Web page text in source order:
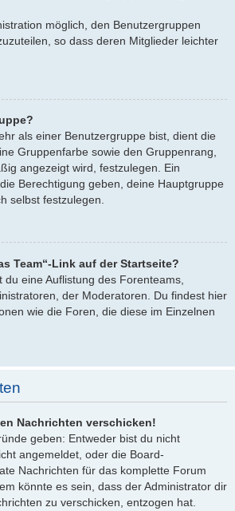
möglich, den Benutzergruppen
so dass deren Mitglieder leichter
als einer Benutzergruppe bist, dient die
Gruppenfarbe sowie den Gruppenrang,
angezeigt wird, festzulegen. Ein
Berechtigung geben, deine Hauptgruppe
selbst festzulegen.
Team“-Link auf der Startseite?
eine Auflistung des Forenteams,
der Moderatoren. Du findest hier
wie die Foren, die diese im Einzelnen
Nachrichten verschicken!
geben: Entweder bist du nicht
angemeldet, oder die Board-
Nachrichten für das komplette Forum
könnte es sein, dass der Administrator dir
zu verschicken, entzogen hat.